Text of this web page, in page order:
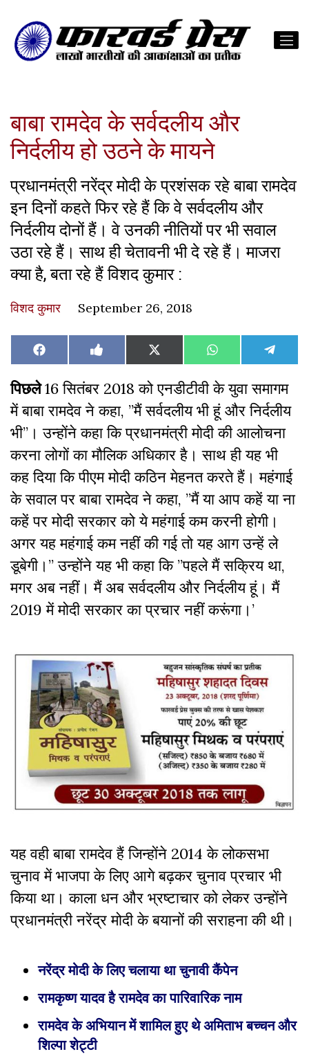
बाबा रामदेव के सर्वदलीय और
निर्दलीय हो उठने के मायने
प्रधानमंत्री नरेंद्र मोदी के प्रशंसक रहे बाबा रामदेव
इन दिनों कहते फिर रहे हैं कि वे सर्वदलीय और
निर्दलीय दोनों हैं। वे उनकी नीतियों पर भी सवाल
उठा रहे हैं। साथ ही चेतावनी भी दे रहे हैं। माजरा
क्या है, बता रहे हैं विशद कुमार :
विशद कुमार September 26, 2018
Share
on
Facebook Share
on
Like
on
Facebook
Share
on
X
(Twitter)
Share
on
WhatsAppShare
on
पिछले16 सितंबर 2018 को एनडीटीवी के युवा समागम
में बाबा रामदेव ने कहा, ”मैं सर्वदलीय भी हूं और निर्दलीय
भी”। उन्होंने कहा कि प्रधानमंत्री मोदी की आलोचना
करना लोगों का मौलिक अधिकार है। साथ ही यह भी
कह दिया कि पीएम मोदी कठिन मेहनत करते हैं। महंगाई
के सवाल पर बाबा रामदेव ने कहा, ”मैं या आप कहें या ना
कहें पर मोदी सरकार को ये महंगाई कम करनी होगी।
अगर यह महंगाई कम नहीं की गई तो यह आग उन्हें ले
डूबेगी।” उन्होंने यह भी कहा कि ”पहले मैं सक्रिय था,
मगर अब नहीं। मैं अब सर्वदलीय और निर्दलीय हूं। मैं
2019 में मोदी सरकार का प्रचार नहीं करूंगा।’
यह वही बाबा रामदेव हैं जिन्होंने 2014 के लोकसभा
चुनाव में भाजपा के लिए आगे बढ़कर चुनाव प्रचार भी
किया था। काला धन और भ्रष्टाचार को लेकर उन्होंने
प्रधानमंत्री नरेंद्र मोदी के बयानों की सराहना की थी।
नरेंद्र मोदी के लिए चलाया था चुनावी कैंपेन
रामकृष्ण यादव है रामदेव का पारिवारिक नाम
रामदेव के अभियान में शामिल हुए थे अमिताभ बच्चन और
शिल्पा शेट्टी